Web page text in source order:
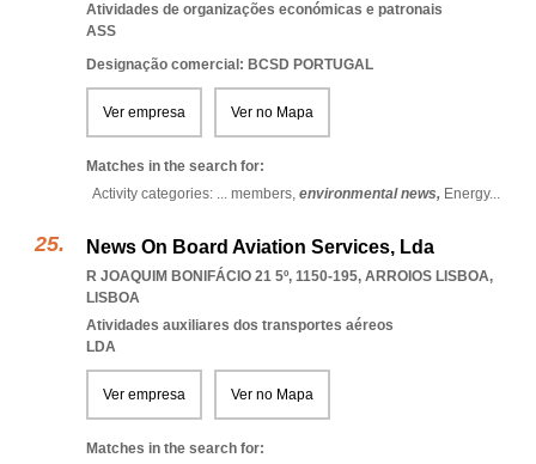
Atividades de organizações económicas e patronais
ASS
Designação comercial: BCSD PORTUGAL
Ver empresa Ver no Mapa
Matches in the search for:
Activity categories: ... members, environmental news, Energy...
News On Board Aviation Services, Lda
R JOAQUIM BONIFÁCIO 21 5º, 1150-195, ARROIOS LISBOA,
LISBOA
Atividades auxiliares dos transportes aéreos
LDA
Ver empresa Ver no Mapa
Matches in the search for: